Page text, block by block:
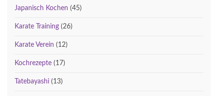
Japanisch Kochen (45)
Karate Training (26)
Karate Verein (12)
Kochrezepte (17)
Tatebayashi (13)